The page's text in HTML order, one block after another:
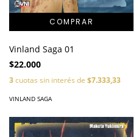
Vinland Saga 01
$22.000
3cuotas sin interés de $7.333,33
VINLAND SAGA